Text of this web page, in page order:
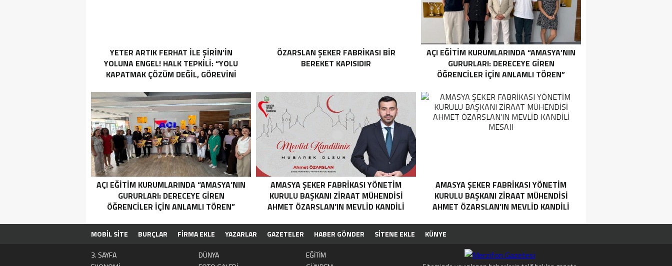
YETER ARTIK FERHAT İLE ŞİRİN’İN
YOLUNA ENGEL! HALK TEPKİLİ: “YOLU
KAPATMAK ÇÖZÜM DEĞİL, GÖREVİNİ
ÖZARSLAN ŞEKER FABRİKASI BİR
BEREKET KAPISIDIR
AÇI EĞİTİM KURUMLARINDA “AMASYA’NIN
GURURLARI: DERECEYE GIREN
ÖĞRENCILER İÇIN ANLAMLI TÖREN”
AÇI EĞİTİM KURUMLARINDA “AMASYA’NIN
GURURLARI: DERECEYE GIREN
ÖĞRENCILER İÇIN ANLAMLI TÖREN”
AMASYA ŞEKER FABRIKASI YÖNETIM
KURULU BAŞKANI ZIRAAT MÜHENDISI
AHMET ÖZARSLAN’IN MEVLID KANDILI
AMASYA ŞEKER FABRIKASI YÖNETIM
KURULU BAŞKANI ZIRAAT MÜHENDISI
AHMET ÖZARSLAN’IN MEVLID KANDILI
MOBİL SİTE BURÇLAR FİRMA EKLE YAZARLAR GAZETELER HABER GÖNDER SİTENE EKLE
KÜNYE
3. SAYFA
DÜNYA
EĞİTİM